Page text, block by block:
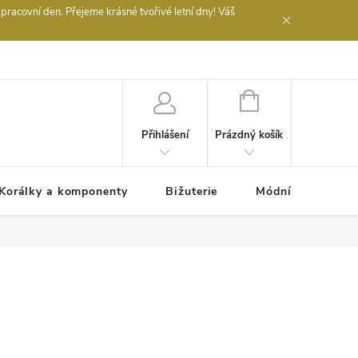
den. Přejeme krásné tvořivé letní dny! Váš
Přihlášení
NÁKUPNÍ
Prázdný košík
Korálky a komponenty Bižuterie Módní doplňky